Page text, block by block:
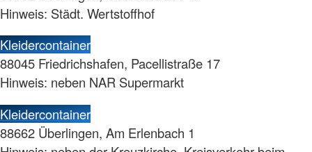
Hinweis: Städt. Wertstoffhof
Kleidercontainer
88045 Friedrichshafen, Pacellistraße 17
Hinweis: neben NAR Supermarkt
Kleidercontainer
88662 Überlingen, Am Erlenbach 1